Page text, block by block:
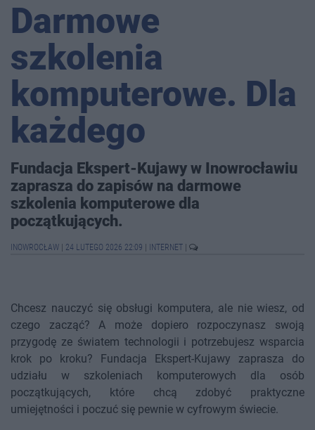
Darmowe
szkolenia
komputerowe. Dla
każdego
Fundacja Ekspert-Kujawy w Inowrocławiu
zaprasza do zapisów na darmowe
szkolenia komputerowe dla
początkujących.
INOWROCŁAW 24 LUTEGO 2026 22:09 INTERNET
Chcesz nauczyć się obsługi komputera, ale nie wiesz, od
czego zacząć? A może dopiero rozpoczynasz swoją
przygodę ze światem technologii i potrzebujesz wsparcia
krok po kroku? Fundacja Ekspert-Kujawy zaprasza do
udziału w szkoleniach komputerowych dla osób
początkujących, które chcą zdobyć praktyczne
umiejętności i poczuć się pewnie w cyfrowym świecie.